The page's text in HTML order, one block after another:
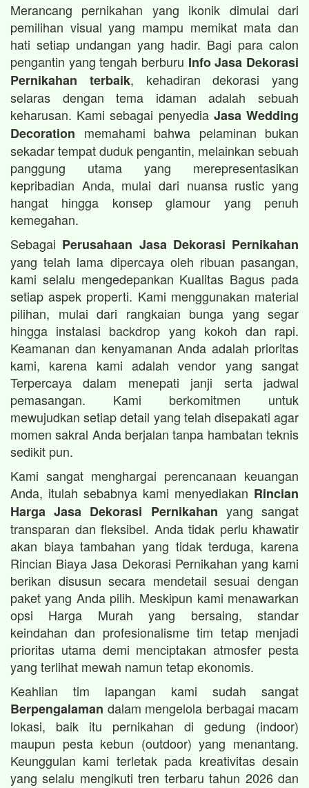
Merancang pernikahan yang ikonik dimulai dari
pemilihan visual yang mampu memikat mata dan
hati setiap undangan yang hadir. Bagi para calon
pengantin yang tengah berburu Info Jasa Dekorasi
Pernikahan terbaik, kehadiran dekorasi yang
selaras dengan tema idaman adalah sebuah
keharusan. Kami sebagai penyedia Jasa Wedding
Decoration memahami bahwa pelaminan bukan
sekadar tempat duduk pengantin, melainkan sebuah
panggung utama yang merepresentasikan
kepribadian Anda, mulai dari nuansa rustic yang
hangat hingga konsep glamour yang penuh
kemegahan.
Sebagai Perusahaan Jasa Dekorasi Pernikahan
yang telah lama dipercaya oleh ribuan pasangan,
kami selalu mengedepankan Kualitas Bagus pada
setiap aspek properti. Kami menggunakan material
pilihan, mulai dari rangkaian bunga yang segar
hingga instalasi backdrop yang kokoh dan rapi.
Keamanan dan kenyamanan Anda adalah prioritas
kami, karena kami adalah vendor yang sangat
Terpercaya dalam menepati janji serta jadwal
pemasangan. Kami berkomitmen untuk
mewujudkan setiap detail yang telah disepakati agar
momen sakral Anda berjalan tanpa hambatan teknis
sedikit pun.
Kami sangat menghargai perencanaan keuangan
Anda, itulah sebabnya kami menyediakan Rincian
Harga Jasa Dekorasi Pernikahan yang sangat
transparan dan fleksibel. Anda tidak perlu khawatir
akan biaya tambahan yang tidak terduga, karena
Rincian Biaya Jasa Dekorasi Pernikahan yang kami
berikan disusun secara mendetail sesuai dengan
paket yang Anda pilih. Meskipun kami menawarkan
opsi Harga Murah yang bersaing, standar
keindahan dan profesionalisme tim tetap menjadi
prioritas utama demi menciptakan atmosfer pesta
yang terlihat mewah namun tetap ekonomis.
Keahlian tim lapangan kami sudah sangat
Berpengalaman dalam mengelola berbagai macam
lokasi, baik itu pernikahan di gedung (indoor)
maupun pesta kebun (outdoor) yang menantang.
Keunggulan kami terletak pada kreativitas desain
yang selalu mengikuti tren terbaru tahun 2026 dan